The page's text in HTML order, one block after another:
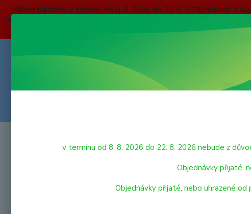
Vážení zákazníci, v termínu od 8. 8. 2026 do 23. 8. 2026 nebude z
přijaté, nebo uhrazené do čtvrtka 6. 8. 2026 budou expedovány v
VÝPRODEJ HRAČEK
v termínu od 8. 8. 2026 do 22. 8. 2026 nebude z
Objednávky přijaté,
Objednávky přijaté, nebo uhrazené